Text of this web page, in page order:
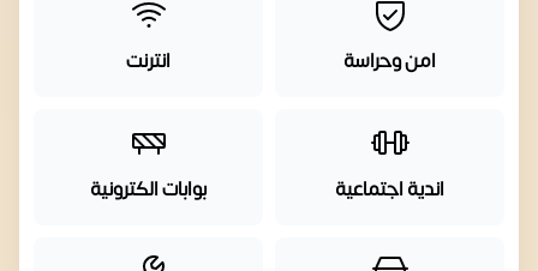
امن وحراسة انترنت
اندية اجتماعية بوابات الكترونية